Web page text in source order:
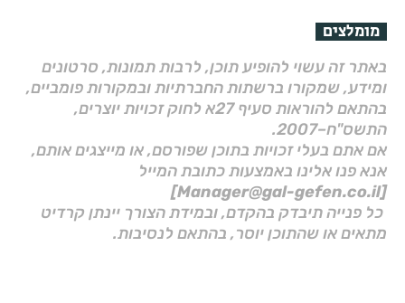
מומלצים
באתר זה עשוי להופיע תוכן, לרבות תמונות, סרטונים
ומידע, שמקורו ברשתות החברתיות ובמקורות פומביים,
בהתאם להוראות סעיף 27א לחוק זכויות יוצרים,
התשס"ח–2007.
אם אתם בעלי זכויות בתוכן שפורסם, או מייצגים אותם,
אנא פנו אלינו באמצעות כתובת המייל
[Manager@gal-gefen.co.il]
כל פנייה תיבדק בהקדם, ובמידת הצורך יינתן קרדיט
מתאים או שהתוכן יוסר, בהתאם לנסיבות.